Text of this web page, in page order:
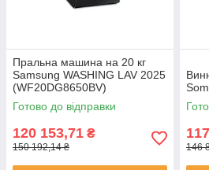
Пральна машина на 20 кг
Samsung WASHING LAV 2025
(WF20DG8650BV)
Готово до відправки
120 153,71 ₴
150 192,14 ₴ 146